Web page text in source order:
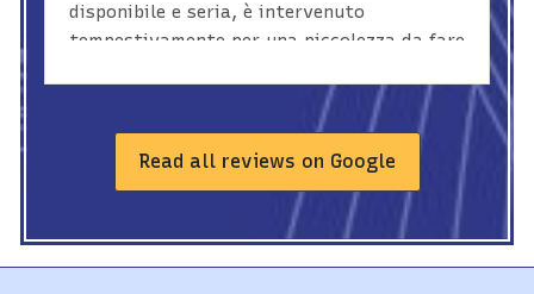
disponibile e seria, è intervenuto
tempestivamente per una piccolezza da fare
Read all reviews on Google